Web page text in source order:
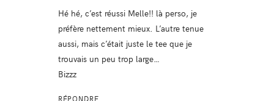
Hé hé, c’est réussi Melle!! là perso, je
préfère nettement mieux. L’autre tenue
aussi, mais c’était juste le tee que je
trouvais un peu trop large…
Bizzz
RÉPONDRE